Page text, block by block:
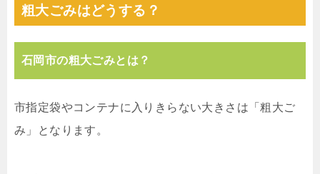
粗大ごみはどうする？
石岡市の粗大ごみとは？
市指定袋やコンテナに入りきらない大きさは「粗大ご
み」となります。